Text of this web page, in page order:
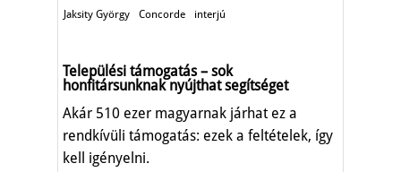
Jaksity György Concorde interjú
Települési támogatás – sok
honfitársunknak nyújthat segítséget
Akár 510 ezer magyarnak járhat ez a
rendkívüli támogatás: ezek a feltételek, így
kell igényelni.